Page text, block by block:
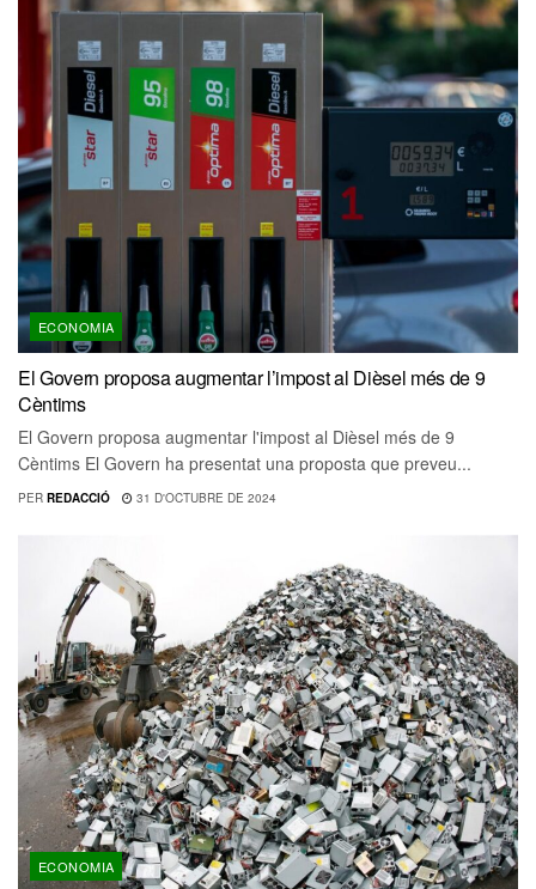
ECONOMIA
El Govern proposa augmentar l’impost al Dièsel més de 9
Cèntims
El Govern proposa augmentar l'impost al Dièsel més de 9
Cèntims El Govern ha presentat una proposta que preveu...
PER REDACCIÓ 31 D'OCTUBRE DE 2024
ECONOMIA